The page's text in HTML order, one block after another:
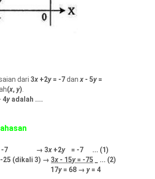
dari 3x +2y= -7dan x - 5y=
(x, y)
4yadalah ....
-7 → 3x +2y= -7 ... (1)
(dikali 3) → 3x - 15y= -75 _ ... (2)
17y= 68 → y= 4